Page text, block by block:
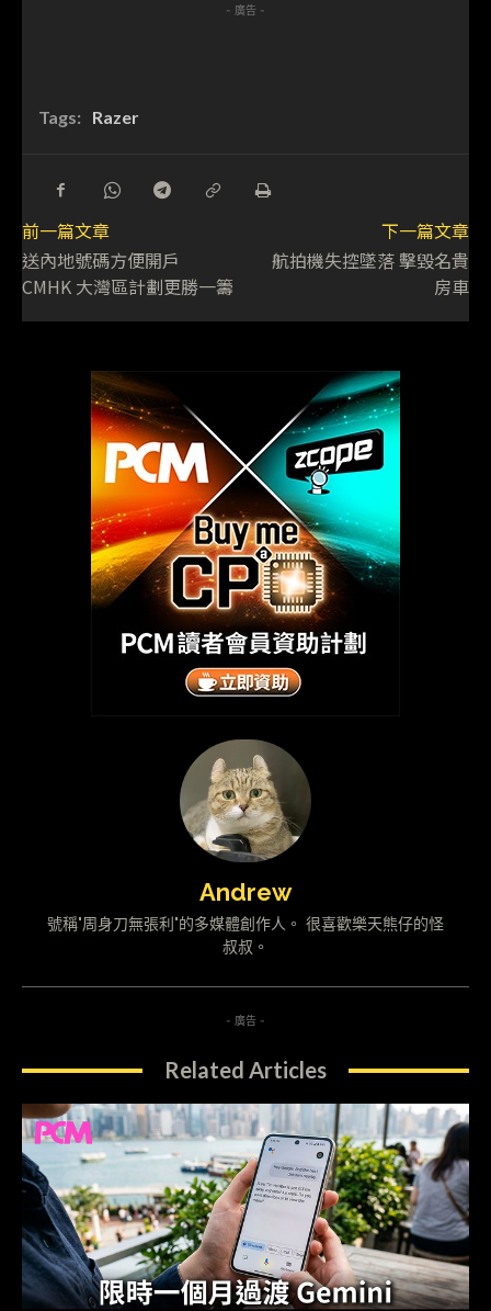
- 廣告 -
Tags: Razer
前一篇文章
送內地號碼方便開戶
CMHK 大灣區計劃更勝一籌
下一篇文章
航拍機失控墜落 擊毀名貴
房車
Andrew
號稱"周身刀無張利"的多媒體創作人。 很喜歡樂天熊仔的怪
叔叔。
- 廣告 -
Related Articles